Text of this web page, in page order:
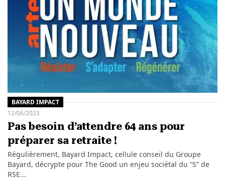
BAYARD IMPACT
12/06/2023
Pas besoin d’attendre 64 ans pour
préparer sa retraite !
Régulièrement, Bayard Impact, cellule conseil du Groupe
Bayard, décrypte pour The Good un enjeu sociétal du “S” de
RSE...